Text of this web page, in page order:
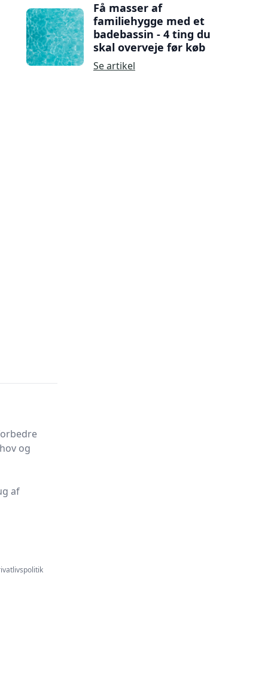
Få masser af
familiehygge med et
badebassin - 4 ting du
skal overveje før køb
Se artikel
og
af